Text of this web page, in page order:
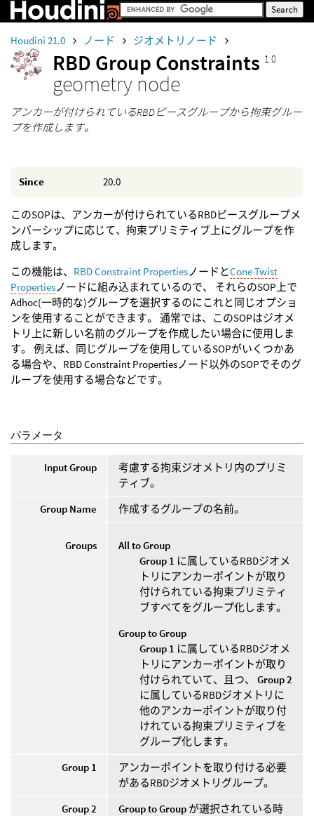
Houdini 21.0 ノード ジオメトリノード
RBD Group Constraints 1.0
geometry node
アンカーが付けられているRBDピースグループから拘束グルー
プを作成します。
Since 20.0
このSOPは、アンカーが付けられているRBDピースグループメ
ンバーシップに応じて、拘束プリミティブ上にグループを作
成します。
この機能は、 RBD Constraint PropertiesノードとCone Twist
Propertiesノードに組み込まれているので、 それらのSOP上で
Adhoc(一時的な)グループを選択するのにこれと同じオプショ
ンを使用することができます。 通常では、このSOPはジオメ
トリ上に新しい名前のグループを作成したい場合に使用しま
す。 例えば、同じグループを使用しているSOPがいくつかあ
る場合や、RBD Constraint Propertiesノード以外のSOPでそのグ
ループを使用する場合などです。
パラメータ
Input Group
考慮する拘束ジオメトリ内のプリミ
ティブ。
Group Name
作成するグループの名前。
Groups
All to Group
Group 1 に属しているRBDジオメ
トリにアンカーポイントが取り
付けられている拘束プリミティ
ブすべてをグループ化します。
Group to Group
Group 1 に属しているRBDジオメ
トリにアンカーポイントが取り
付けられていて、且つ、 Group 2
に属しているRBDジオメトリに
他のアンカーポイントが取り付
けれている拘束プリミティブを
グループ化します。
Group 1
アンカーポイントを取り付ける必要
があるRBDジオメトリグループ。
Group 2
Group to Group が選択されている時